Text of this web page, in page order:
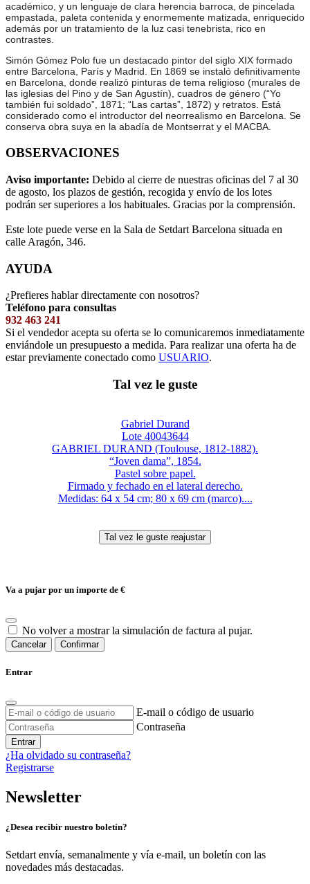
académico, y un lenguaje de clara herencia barroca, de pincelada
empastada, paleta contenida y enormemente matizada, enriquecido
además por un tratamiento de la luz casi tenebrista, rico en
contrastes.
Simón Gómez Polo fue un destacado pintor del siglo XIX formado
entre Barcelona, París y Madrid. En 1869 se instaló definitivamente
en Barcelona, donde realizó pinturas de tema religioso (murales de
las iglesias del Pino y de San Agustín), cuadros de género (“Yo
también fui soldado”, 1871; “Las cartas”, 1872) y retratos. Está
considerado como el introductor del neorrealismo en Barcelona. Se
conserva obra suya en la abadía de Montserrat y el MACBA.
OBSERVACIONES
Aviso importante: Debido al cierre de nuestras oficinas del 7 al 30
de agosto, los plazos de gestión, recogida y envío de los lotes
podrán ser superiores a los habituales. Gracias por la comprensión.
Este lote puede verse en la Sala de Setdart Barcelona situada en
calle Aragón, 346.
AYUDA
¿Prefieres hablar directamente con nosotros?
Teléfono para consultas
932 463 241
Si el vendedor acepta su oferta se lo comunicaremos inmediatamente
enviándole un presupuesto a medida. Para realizar una oferta ha de
estar previamente conectado como USUARIO.
Tal vez le guste
Gabriel Durand
Lote 40043644
GABRIEL DURAND (Toulouse, 1812-1882).
“Joven dama”, 1854.
Pastel sobre papel.
Firmado y fechado en el lateral derecho.
Medidas: 64 x 54 cm; 80 x 69 cm (marco)....
Va a pujar por un importe de €
No volver a mostrar la simulación de factura al pujar.
Cancelar Confirmar
Entrar
E-mail o código de usuario
Contraseña
Entrar
¿Ha olvidado su contraseña?
Registrarse
Newsletter
¿Desea recibir nuestro boletín?
Setdart envía, semanalmente y vía e-mail, un boletín con las
novedades más destacadas.